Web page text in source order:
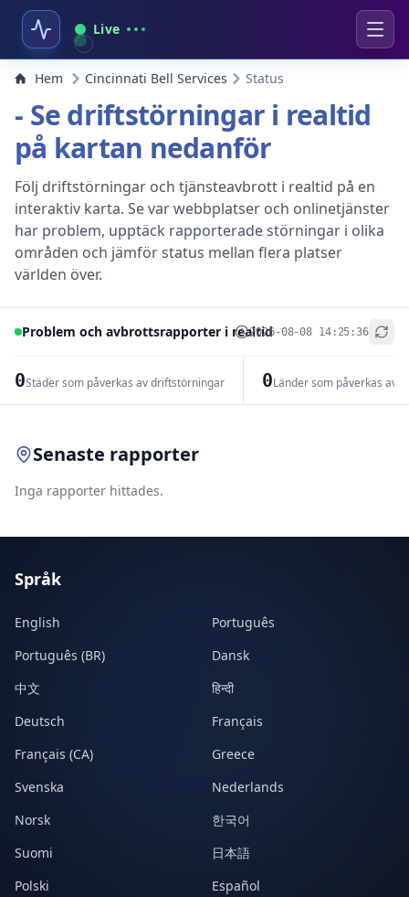
Live
Hem Cincinnati Bell Services Status
- Se driftstörningar i realtid
på kartan nedanför
Följ driftstörningar och tjänsteavbrott i realtid på en
interaktiv karta. Se var webbplatser och onlinetjänster
har problem, upptäck rapporterade störningar i olika
områden och jämför status mellan flera platser
världen över.
Problem och avbrottsrapporter i realtid2026-08-08 14:25:36
0Städer som påverkas av driftstörningar 0Länder som påverkas av
+
Senaste rapporter
Inga rapporter hittades.
Språk
English
Português
Português (BR)
Dansk
中文
हिन्दी
Deutsch
Français
Français (CA)
Greece
Svenska
Nederlands
Norsk
한국어
Suomi
日本語
Polski
Español